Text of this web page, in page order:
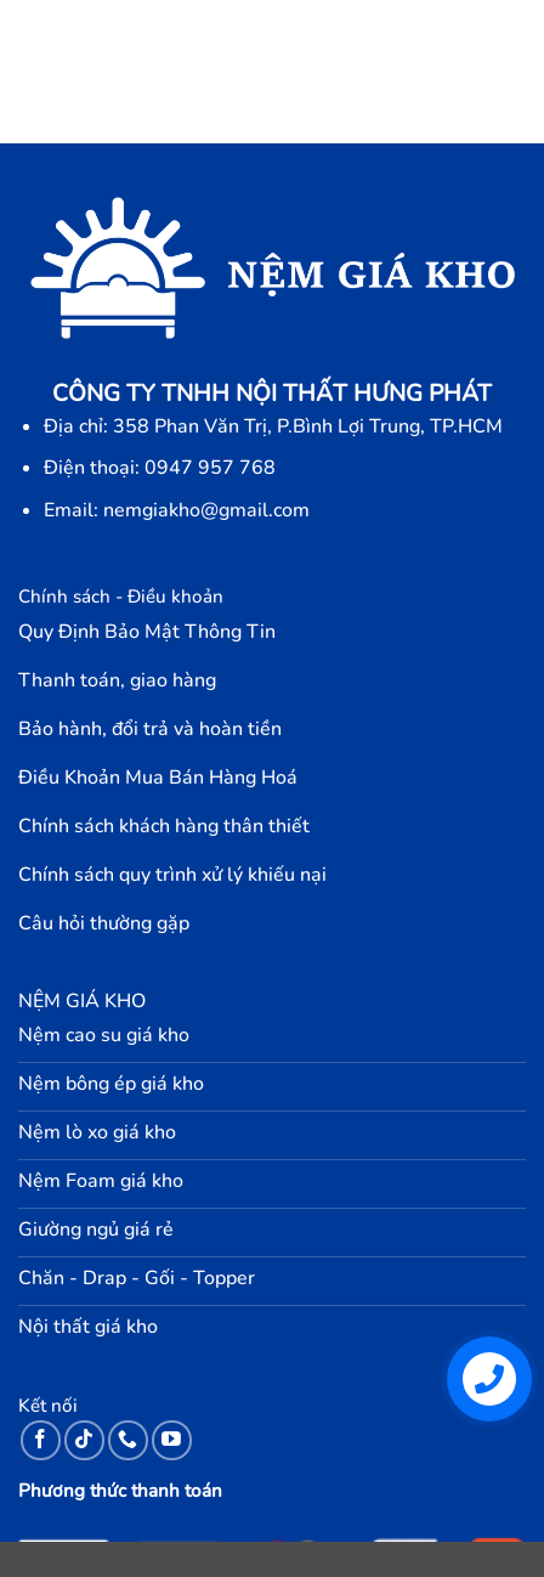
CÔNG TY TNHH NỘI THẤT HƯNG PHÁT
Địa chỉ: 358 Phan Văn Trị, P.Bình Lợi Trung, TP.HCM
Điện thoại: 0947 957 768
Email: nemgiakho@gmail.com
Chính sách - Điều khoản
Quy Định Bảo Mật Thông Tin
Thanh toán, giao hàng
Bảo hành, đổi trả và hoàn tiền
Điều Khoản Mua Bán Hàng Hoá
Chính sách khách hàng thân thiết
Chính sách quy trình xử lý khiếu nại
Câu hỏi thường gặp
NỆM GIÁ KHO
Nệm cao su giá kho
Nệm bông ép giá kho
Nệm lò xo giá kho
Nệm Foam giá kho
Giường ngủ giá rẻ
Chăn - Drap - Gối - Topper
Nội thất giá kho
Kết nối
Phương thức thanh toán